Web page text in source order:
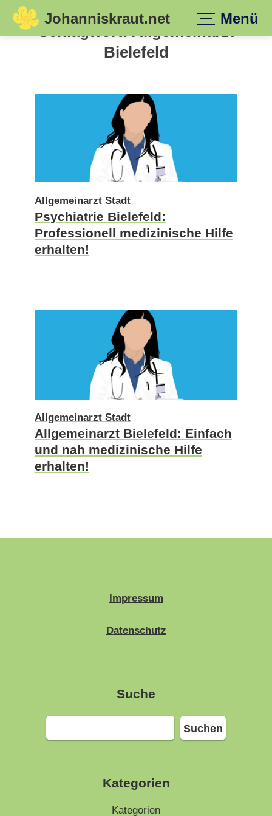
Skip
Johanniskraut.net Menü
Bielefeld
Allgemeinarzt Stadt
Psychiatrie Bielefeld:
Professionell medizinische Hilfe
erhalten!
Allgemeinarzt Stadt
Allgemeinarzt Bielefeld: Einfach
und nah medizinische Hilfe
erhalten!
Impressum
Datenschutz
Suche
Suchen
Suchen
Kategorien
Kategorien